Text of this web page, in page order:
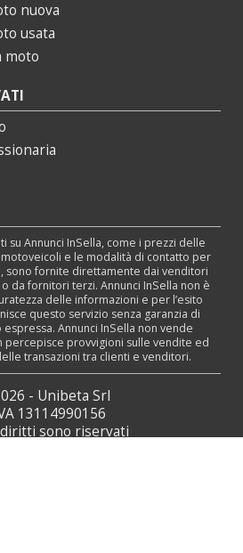
nuova
usata
moto
su Annunci InSella, come i prezzi delle
e le modalità di contatto per
sono fornite direttamente dai venditori
da fornitori terzi. Annunci InSella non è
delle informazioni e per l’esito
questo servizio senza garanzia di
Annunci InSella non vende
provvigioni sulle vendite ed
transazioni tra clienti e venditori.
- Unibeta Srl
13114990156
sono riservati